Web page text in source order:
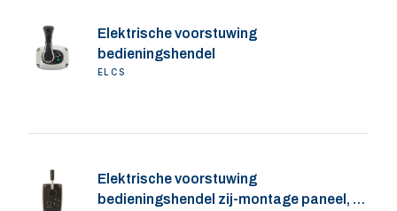
Elektrische voorstuwing
bedieningshendel
ELCS
Elektrische voorstuwing
bedieningshendel zij-montage paneel, V-